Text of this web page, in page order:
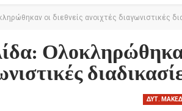
οι διεθνείς ανοιχτές διαγωνιστικές
ΔΥΤ.